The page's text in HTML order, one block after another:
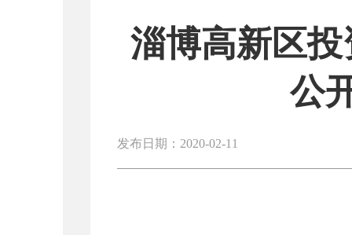
淄博高新区
公
发布日期：2020-02-11